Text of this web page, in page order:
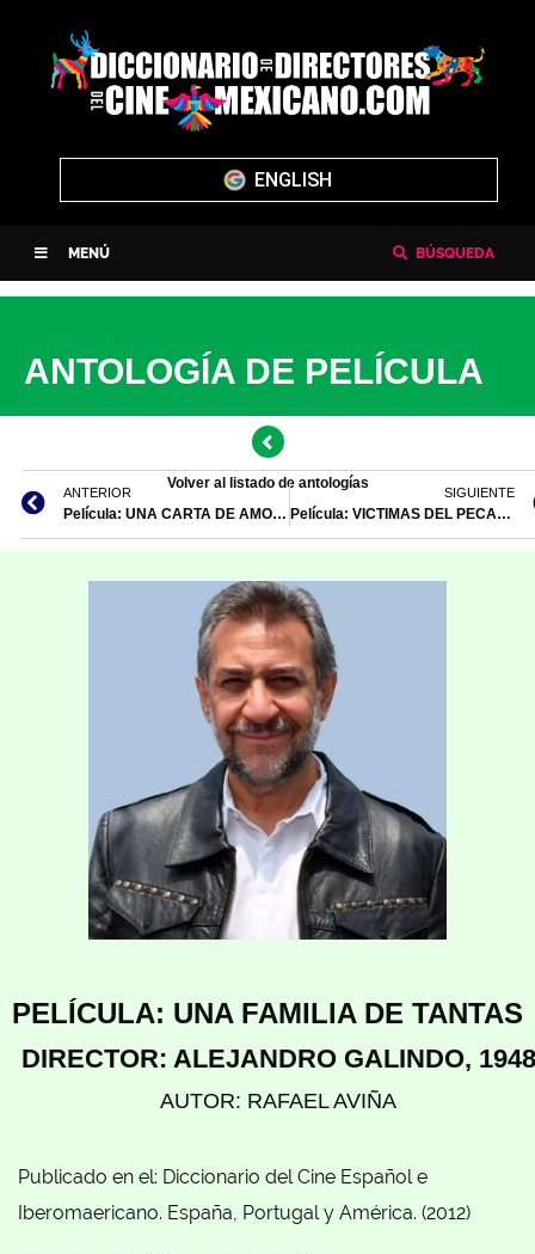
ENGLISH
MENÚ BÚSQUEDA
ANTOLOGÍA DE PELÍCULA
Volver al listado de antologías
ANTERIOR
Película: UNA CARTA DE AMOR (Miguel Zacarías, 1943)
SIGUIENTE
Película: VICTIMAS DEL PECADO (Emilio Fernández, 1950)
PELÍCULA: UNA FAMILIA DE TANTAS
DIRECTOR: ALEJANDRO GALINDO, 1948
AUTOR: RAFAEL AVIÑA
Publicado en el: Diccionario del Cine Español e
Iberomaericano. España, Portugal y América. (2012)